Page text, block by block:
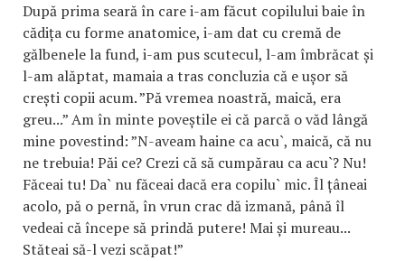
După prima seară în care i-am făcut copilului baie în
cădița cu forme anatomice, i-am dat cu cremă de
gălbenele la fund, i-am pus scutecul, l-am îmbrăcat și
l-am alăptat, mamaia a tras concluzia că e ușor să
crești copii acum. ”Pă vremea noastră, maică, era
greu...” Am în minte poveștile ei că parcă o văd lângă
mine povestind: ”N-aveam haine ca acu`, maică, că nu
ne trebuia! Păi ce? Crezi că să cumpărau ca acu`? Nu!
Făceai tu! Da` nu făceai dacă era copilu` mic. Îl țâneai
acolo, pă o pernă, în vrun crac dă izmană, până îl
vedeai că începe să prindă putere! Mai și mureau...
Stăteai să-l vezi scăpat!”